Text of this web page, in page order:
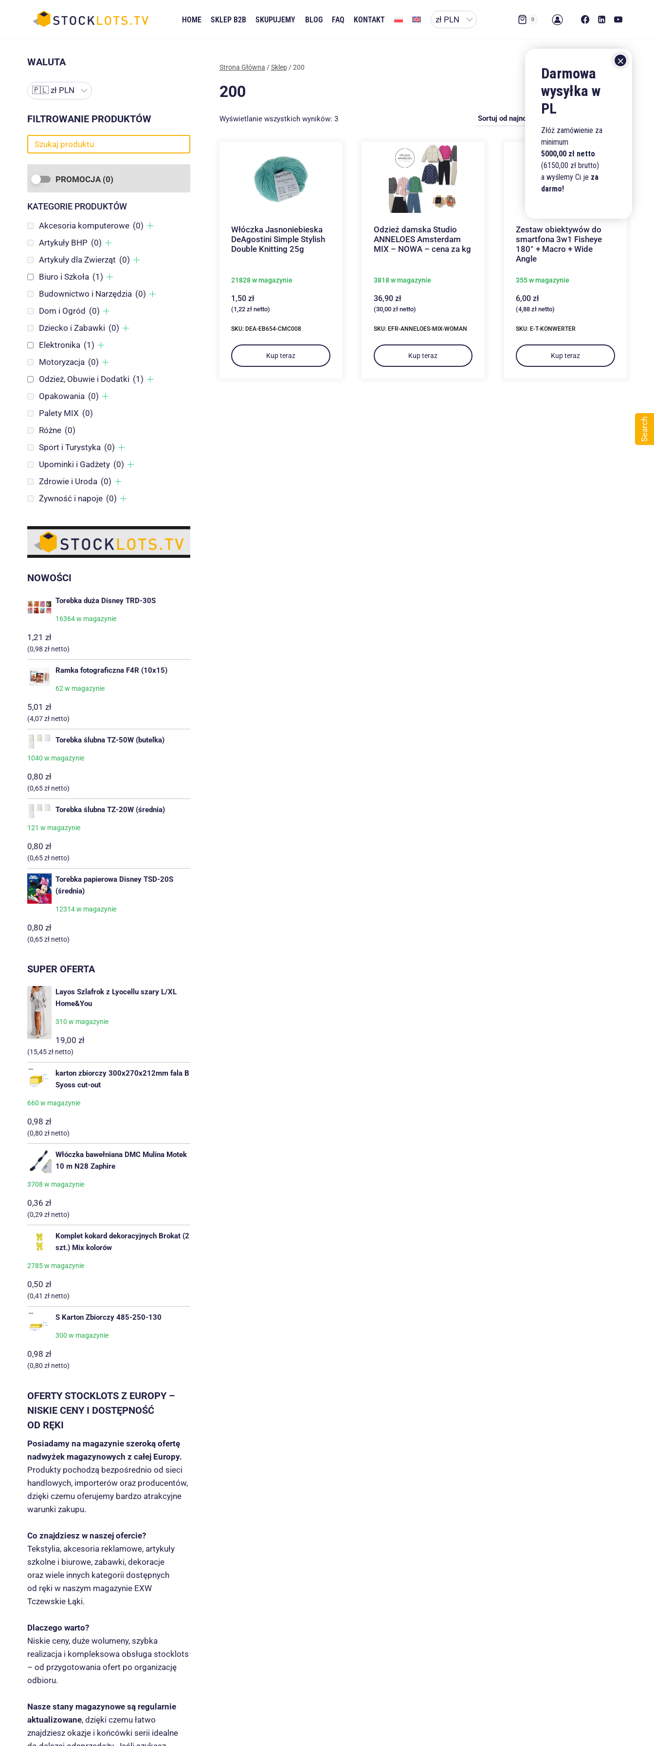
HOME SKLEP B2B SKUPUJEMY BLOG FAQ KONTAKT 0
Strona Główna / Sklep / 200
200
Wyświetlanie wszystkich wyników: 3Posortowane
Włóczka Jasnoniebieska
DeAgostini Simple Stylish
Double Knitting 25g
21828 w magazynie
1,50 zł
(1,22 zł netto)
SKU: DEA-EB654-CMC008
Kup teraz
Odzież damska Studio
ANNELOES Amsterdam
MIX – NOWA – cena za kg
3818 w magazynie
36,90 zł
(30,00 złnetto)
SKU: EFR-ANNELOES-MIX-WOMAN
Kup teraz
Zestaw obiektywów do
smartfona 3w1 Fisheye
180° + Macro + Wide
Angle
355 w magazynie
6,00 zł
(4,88 zł netto)
SKU: E-T-KONWERTER
Kup teraz
WALUTA
FILTROWANIE PRODUKTÓW
PROMOCJA (0)
KATEGORIE PRODUKTÓW
Akcesoria komputerowe (0)
Artykuły BHP (0)
Artykuły dla Zwierząt (0)
Biuro i Szkoła (1)
Budownictwo i Narzędzia (0)
Dom i Ogród (0)
Dziecko i Zabawki (0)
Elektronika (1)
Motoryzacja (0)
Odzież, Obuwie i Dodatki (1)
Opakowania (0)
Palety MIX (0)
Różne (0)
Sport i Turystyka (0)
Upominki i Gadżety (0)
Zdrowie i Uroda (0)
Żywność i napoje (0)
NOWOŚCI
Torebka duża Disney TRD-30S
16364 w magazynie
1,21 zł
(0,98 zł netto)
Ramka fotograficzna F4R (10x15)
62 w magazynie
5,01 zł
(4,07zł netto)
Torebka ślubna TZ-50W (butelka)
1040 w magazynie
0,80 zł
(0,65zł netto)
Torebka ślubna TZ-20W (średnia)
121 w magazynie
0,80 zł
(0,65zł netto)
Torebka papierowa Disney TSD-20S
(średnia)
12314 w magazynie
0,80 zł
(0,65zł netto)
SUPER OFERTA
Layos Szlafrok z Lyocellu szary L/XL
Home&You
310 w magazynie
19,00 zł
(15,45zł netto)
karton zbiorczy 300x270x212mm fala B
Syoss cut-out
660 w magazynie
0,98 zł
(0,80 zł netto)
Włóczka bawełniana DMC Mulina Motek
10 m N28 Zaphire
3708 w magazynie
0,36 zł
(0,29 zł netto)
Komplet kokard dekoracyjnych Brokat (2
szt.) Mix kolorów
2785 w magazynie
0,50 zł
(0,41 zł netto)
S Karton Zbiorczy 485-250-130
300 w magazynie
0,98 zł
(0,80 zł netto)
OFERTY STOCKLOTS Z EUROPY –
NISKIE CENY I DOSTĘPNOŚĆ
OD RĘKI
Posiadamy na magazynie szeroką ofertę
nadwyżek magazynowych z całej Europy.
Produkty pochodzą bezpośrednio od sieci
handlowych, importerów oraz producentów,
dzięki czemu oferujemy bardzo atrakcyjne
warunki zakupu.
Co znajdziesz w naszej ofercie?
Tekstylia, akcesoria reklamowe, artykuły
szkolne i biurowe, zabawki, dekoracje
oraz wiele innych kategorii dostępnych
od ręki w naszym magazynie EXW
Tczewskie Łąki.
Dlaczego warto?
Niskie ceny, duże wolumeny, szybka
realizacja i kompleksowa obsługa stocklots
– od przygotowania ofert po organizację
odbioru.
Nasze stany magazynowe są regularnie
aktualizowane, dzięki czemu łatwo
znajdziesz okazje i końcówki serii idealne
Złóż zamówienie za
minimum
5000,00 zł netto
(6150,00 zł brutto)
a wyślemy Ci je za
darmo!
Search